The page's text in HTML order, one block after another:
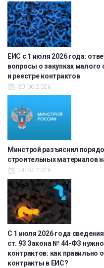
ЕИС с 1 июля 2026 года:
вопросы о закупках
и реестре контрактов
30.06.2026
Минстрой разъяснил
строительных материалов
24.07.2026
С 1 июля 2026 года сведения
ст. 93 Закона № 44-ФЗ
контрактов: как правильно
контракты в ЕИС?